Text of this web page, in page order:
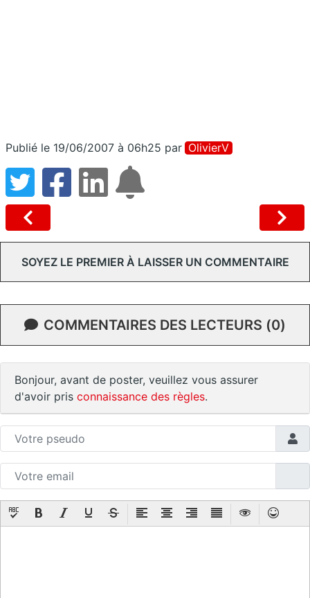
Publié le 19/06/2007 à 06h25 par OlivierV
SOYEZ LE PREMIER À LAISSER UN COMMENTAIRE
COMMENTAIRES DES LECTEURS (0)
Bonjour, avant de poster, veuillez vous assurer
d'avoir pris connaissance des règles.